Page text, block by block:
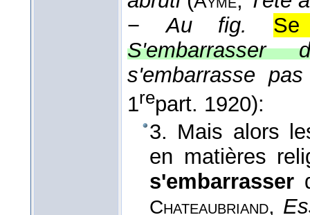
−Au fig.
S'embarrasser
s'embarrasse
1repart. 1920):
3. Mais alors
en matières
s'embarrasser
Chateaubriand,